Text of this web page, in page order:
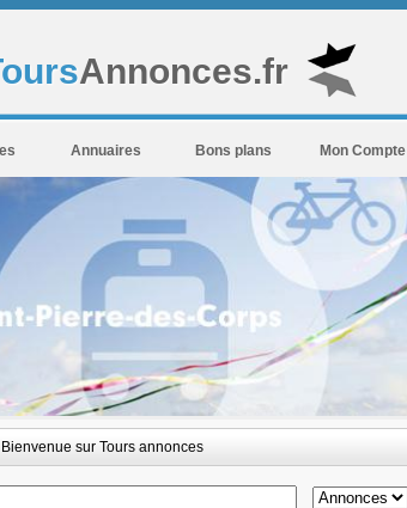
Annonces.fr
Annuaires Bons plans Mon Compte
Bienvenue sur Tours annonces